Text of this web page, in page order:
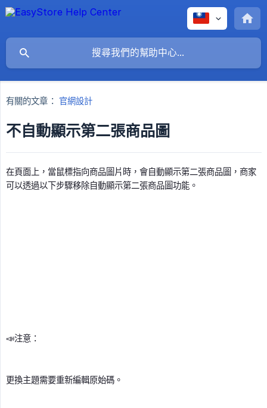
有關的文章： 官網設計
不自動顯示第二張商品圖
在頁面上，當鼠標指向商品圖片時，會自動顯示第二張商品圖，商家
可以透過以下步驟移除自動顯示第二張商品圖功能。
📣注意：
更換主題需要重新編輯原始碼。